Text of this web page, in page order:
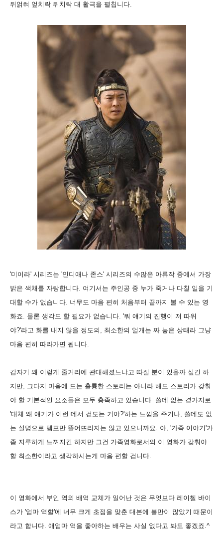
뒤얽혀 엎치락 뒤치락 대 활극을 펼칩니다.
'미이라' 시리즈는 '인디애나 존스' 시리즈의 수많은 아류작 중에서 가장
밝은 색채를 자랑합니다. 여기서는 주인공 중 누가 죽거나 다칠 일을 기
대할 수가 없습니다. 너무도 마음 편히 처음부터 끝까지 볼 수 있는 영
화죠. 물론 생각도 할 필요가 없습니다. '뭐 얘기의 진행이 저 따위
야?'라고 화를 내지 않을 정도의, 최소한의 얼개는 짜 놓은 상태라 그냥
마음 편히 따라가면 됩니다.
갑자기 왜 이렇게 줄거리에 관대해졌느냐고 따질 분이 있을까 싶긴 하
지만, 그다지 마음에 드는 훌륭한 스토리는 아니라 해도 스토리가 갖춰
야 할 기본적인 요소들은 모두 충족하고 있습니다. 쓸데 없는 곁가지로
'대체 왜 얘기가 이런 데서 겉도는 거야?'하는 느낌을 주거나, 쓸데도 없
는 설명으로 템포만 뜰어뜨리지는 않고 있으니까요. 아, '가족 이야기'가
좀 지루하게 느껴지긴 하지만 그건 가족영화로서의 이 영화가 갖춰야
할 최소한이라고 생각하시는게 마음 편할 겁니다.
이 영화에서 부인 역의 배역 교체가 일어난 것은 무엇보다 레이첼 바이
스가 '엄마 역할'에 너무 크게 초점을 맞춘 대본에 불만이 많았기 때문이
라고 합니다. 애엄마 역을 좋아하는 배우는 사실 없다고 봐도 좋겠죠.^